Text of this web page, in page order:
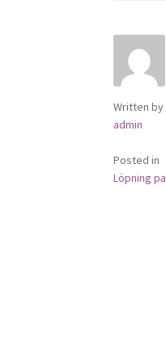
Written by
admin
Posted in
Löpning